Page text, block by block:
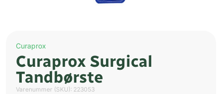
Curaprox
Curaprox Surgical
Tandbørste
Varenummer (SKU): 223053